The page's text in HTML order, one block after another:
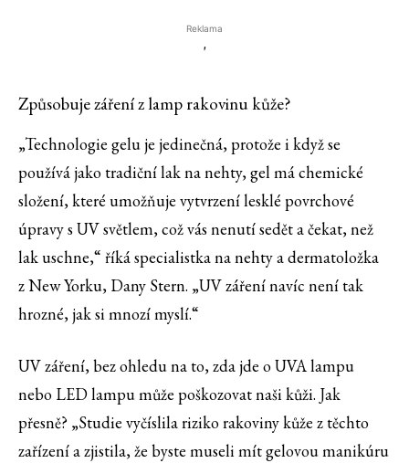
Reklama
'
Způsobuje záření z lamp rakovinu kůže?
„Technologie gelu je jedinečná, protože i když se
používá jako tradiční lak na nehty, gel má chemické
složení, které umožňuje vytvrzení lesklé povrchové
úpravy s UV světlem, což vás nenutí sedět a čekat, než
lak uschne,“ říká specialistka na nehty a dermatoložka
z New Yorku, Dany Stern. „UV záření navíc není tak
hrozné, jak si mnozí myslí.“
UV záření, bez ohledu na to, zda jde o UVA lampu
nebo LED lampu může poškozovat naši kůži. Jak
přesně? „Studie vyčíslila riziko rakoviny kůže z těchto
zařízení a zjistila, že byste museli mít gelovou manikúru